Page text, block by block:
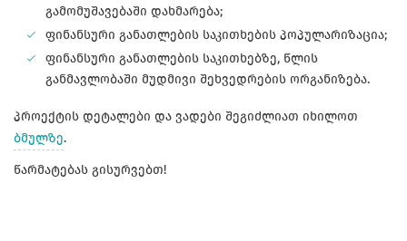
გამომუშავებაში დახმარება;
ფინანსური განათლების საკითხების პოპულარიზაცია;
ფინანსური განათლების საკითხებზე, წლის
განმავლობაში მუდმივი შეხვედრების ორგანიზება.
პროექტის დეტალები და ვადები შეგიძლიათ იხილოთ
ბმულზე.
წარმატებას გისურვებთ!